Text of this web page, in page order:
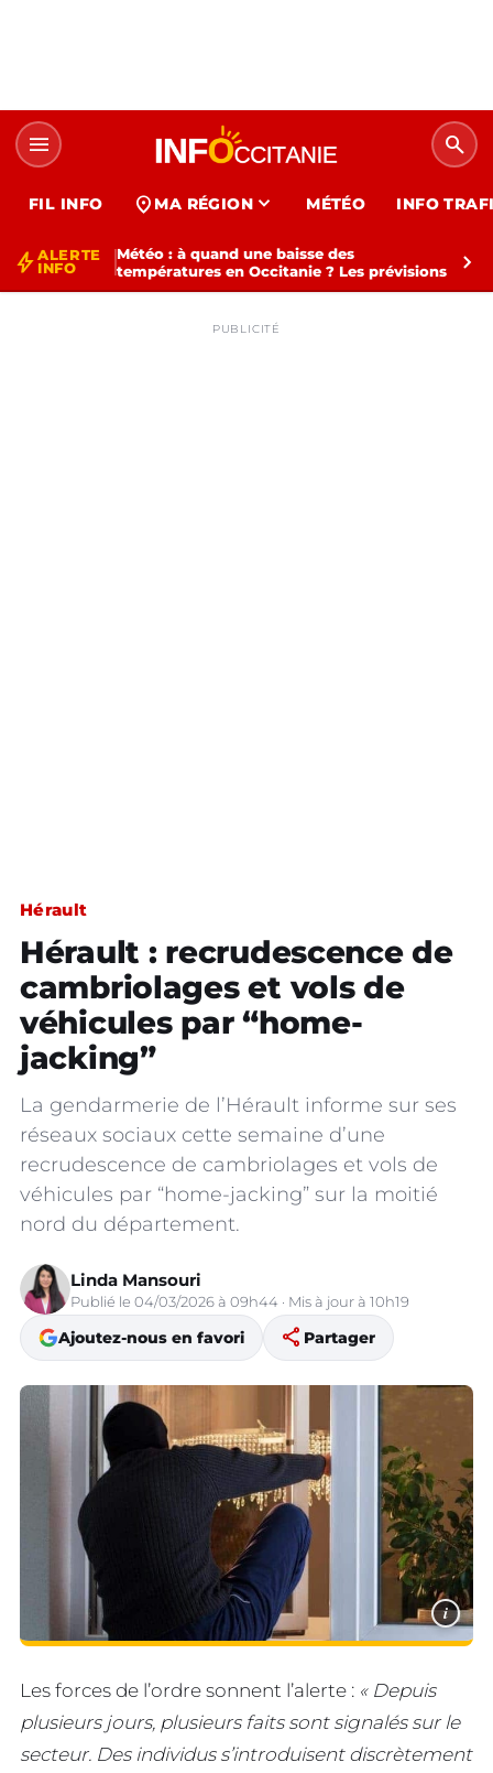
menu search
FIL INFO location_on MA RÉGION expand_more MÉTÉO INFO
bolt ALERTE
INFO
Météo : à quand une baisse des
températures en Occitanie ? Les prévisions
chevron_right
PUBLICITÉ
Hérault
Hérault : recrudescence de
cambriolages et vols de
véhicules par “home-
jacking”
La gendarmerie de l’Hérault informe sur ses
réseaux sociaux cette semaine d’une
recrudescence de cambriolages et vols de
véhicules par “home-jacking” sur la moitié
nord du département.
Linda Mansouri
Publié le 04/03/2026 à 09h44 · Mis à jour à 10h19
Ajoutez-nous en favori share Partager
i
Les forces de l’ordre sonnent l’alerte : « Depuis
plusieurs jours, plusieurs faits sont signalés sur le
secteur. Des individus s’introduisent discrètement